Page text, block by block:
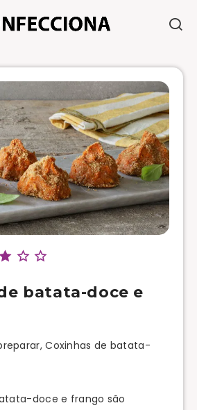
batata-doce e
Coxinhas de batata-
doce e frango são